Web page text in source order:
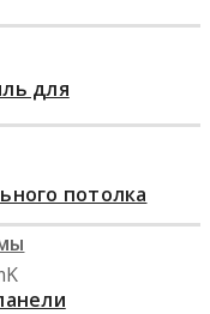
для
потолка